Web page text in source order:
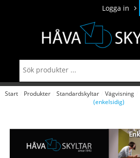
Logga in
Start Produkter Standardskyltar Vägvisning
(enkelsidig)